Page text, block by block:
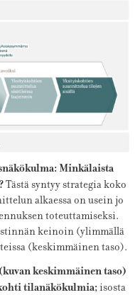
Minkälaista
Tästä syntyy strategia koko
alkaessa on usein jo
toteuttamiseksi.
keinoin (ylimmällä
(keskimmäinen taso).
keskimmäinen taso)
tilanäkökulmia;isosta